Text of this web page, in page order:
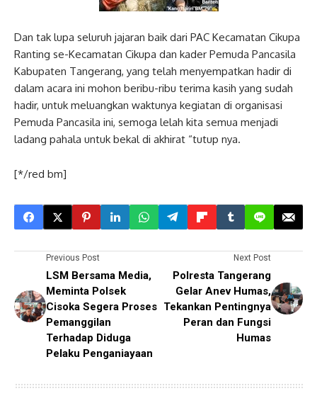
Dan tak lupa seluruh jajaran baik dari PAC Kecamatan Cikupa
Ranting se-Kecamatan Cikupa dan kader Pemuda Pancasila
Kabupaten Tangerang, yang telah menyempatkan hadir di
dalam acara ini mohon beribu-ribu terima kasih yang sudah
hadir, untuk meluangkan waktunya kegiatan di organisasi
Pemuda Pancasila ini, semoga lelah kita semua menjadi
ladang pahala untuk bekal di akhirat “tutup nya.
[*/red bm]
Previous Post
LSM Bersama Media,
Meminta Polsek
Cisoka Segera Proses
Pemanggilan
Terhadap Diduga
Pelaku Penganiayaan
Next Post
Polresta Tangerang
Gelar Anev Humas,
Tekankan Pentingnya
Peran dan Fungsi
Humas